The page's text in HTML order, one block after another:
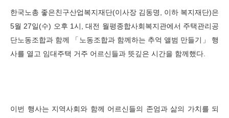
본문
한국노총 좋은친구산업복지재단(이사장 김동명, 이하 복지재단)은
5월 27일(수) 오후 1시, 대전 월평종합사회복지관에서 주택관리공
단노동조합과 함께 「노동조합과 함께하는 추억 앨범 만들기」 행
사를 열고 임대주택 거주 어르신들과 뜻깊은 시간을 함께했다.
이번 행사는 지역사회와 함께 어르신들의 존엄과 삶의 가치를 되